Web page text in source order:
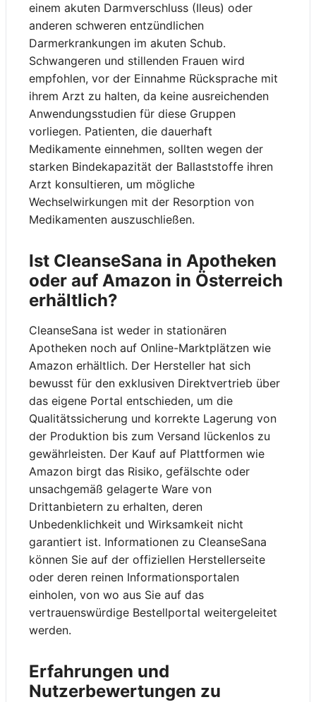
einem akuten Darmverschluss (Ileus) oder
anderen schweren entzündlichen
Darmerkrankungen im akuten Schub.
Schwangeren und stillenden Frauen wird
empfohlen, vor der Einnahme Rücksprache mit
ihrem Arzt zu halten, da keine ausreichenden
Anwendungsstudien für diese Gruppen
vorliegen. Patienten, die dauerhaft
Medikamente einnehmen, sollten wegen der
starken Bindekapazität der Ballaststoffe ihren
Arzt konsultieren, um mögliche
Wechselwirkungen mit der Resorption von
Medikamenten auszuschließen.
Ist CleanseSana in Apotheken
oder auf Amazon in Österreich
erhältlich?
CleanseSana ist weder in stationären
Apotheken noch auf Online-Marktplätzen wie
Amazon erhältlich. Der Hersteller hat sich
bewusst für den exklusiven Direktvertrieb über
das eigene Portal entschieden, um die
Qualitätssicherung und korrekte Lagerung von
der Produktion bis zum Versand lückenlos zu
gewährleisten. Der Kauf auf Plattformen wie
Amazon birgt das Risiko, gefälschte oder
unsachgemäß gelagerte Ware von
Drittanbietern zu erhalten, deren
Unbedenklichkeit und Wirksamkeit nicht
garantiert ist. Informationen zu CleanseSana
können Sie auf der offiziellen Herstellerseite
oder deren reinen Informationsportalen
einholen, von wo aus Sie auf das
vertrauenswürdige Bestellportal weitergeleitet
werden.
Erfahrungen und
Nutzerbewertungen zu